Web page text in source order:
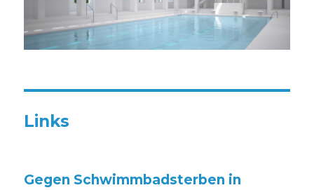
Links
Gegen Schwimmbadsterben in